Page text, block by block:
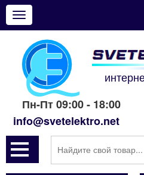
Показать
меню
Пн-Пт 09:00 - 18:00
info@svetelektro.net